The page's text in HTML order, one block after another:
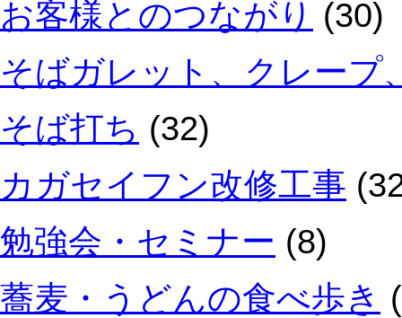
お客様とのつながり (30)
そばガレット、クレープ
そば打ち (32)
カガセイフン改修工事
勉強会・セミナー (8)
蕎麦・うどんの食べ歩き